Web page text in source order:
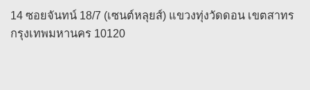
14 ซอยจันทน์ 18/7 (เซนต์หลุยส์) แขวงทุ่งวัดดอน เขตสาทร
กรุงเทพมหานคร 10120